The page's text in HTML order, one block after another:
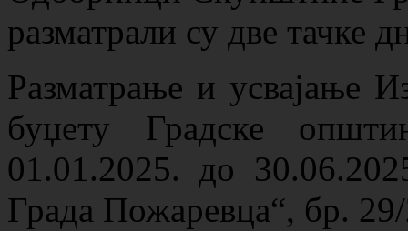
разматрали су две тачке
Разматрање и усвајање
буџету Градске
01.01.2025. до
Града Пожаревца“, бр.